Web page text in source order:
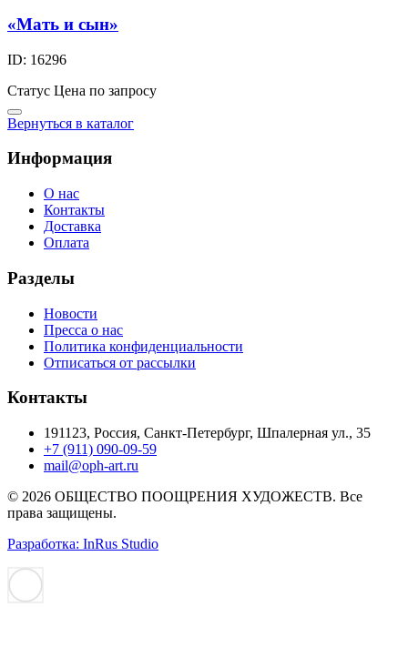
«Мать и сын»
ID: 16296
Статус Цена по запросу
Вернуться в каталог
Информация
О нас
Контакты
Доставка
Оплата
Разделы
Новости
Пресса о нас
Политика конфиденциальности
Отписаться от рассылки
Контакты
191123, Россия, Санкт-Петербург, Шпалерная ул., 35
+7 (911) 090-09-59
mail@oph-art.ru
© 2026 ОБЩЕСТВО ПООЩРЕНИЯ ХУДОЖЕСТВ. Все
права защищены.
Разработка: InRus Studio